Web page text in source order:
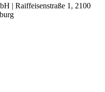
| Raiffeisenstraße 1, 2100